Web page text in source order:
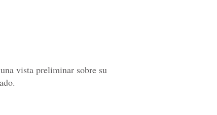
vista preliminar sobre su